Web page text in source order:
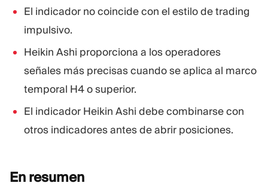
El indicador no coincide con el estilo de trading
impulsivo.
Heikin Ashi proporciona a los operadores
señales más precisas cuando se aplica al marco
temporal H4 o superior.
El indicador Heikin Ashi debe combinarse con
otros indicadores antes de abrir posiciones.
En resumen